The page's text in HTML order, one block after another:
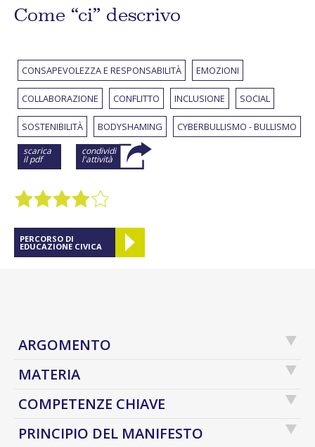
Come “ci” descrivo
CONSAPEVOLEZZA E RESPONSABILITÀ EMOZIONI
COLLABORAZIONE CONFLITTO INCLUSIONE SOCIAL
SOSTENIBILITÀ BODYSHAMING CYBERBULLISMO - BULLISMO
scarica
il pdf
condividi
l'attività
PERCORSO DI
EDUCAZIONE CIVICA
ARGOMENTO
MATERIA
COMPETENZE CHIAVE
PRINCIPIO DEL MANIFESTO